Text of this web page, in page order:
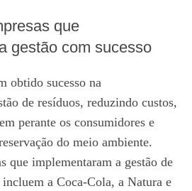
que
gestão com sucesso
obtido sucesso na
de resíduos, reduzindo custos,
perante os consumidores e
do meio ambiente.
que implementaram a gestão de
incluem a Coca-Cola, a Natura e